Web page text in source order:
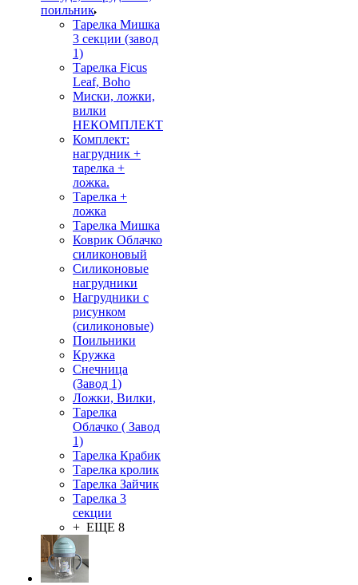
поильник
Тарелка Мишка
3 секции (завод
1)
Тарелка Ficus
Leaf, Boho
Миски, ложки,
вилки
НЕКОМПЛЕКТ
Комплект:
нагрудник +
тарелка +
ложка.
Тарелка +
ложка
Тарелка Мишка
Коврик Облачко
силиконовый
Силиконовые
нагрудники
Нагрудники с
рисунком
(силиконовые)
Поильники
Кружка
Снечница
(Завод 1)
Ложки, Вилки,
Тарелка
Облачко ( Завод
1)
Тарелка Крабик
Тарелка кролик
Тарелка Зайчик
Тарелка 3
секции
+ ЕЩЕ 8